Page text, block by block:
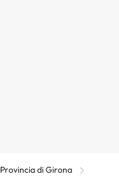
Provincia di Girona